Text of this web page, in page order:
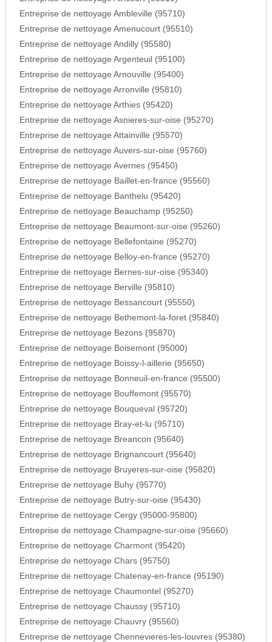
Entreprise de nettoyage Ambleville (95710)
Entreprise de nettoyage Amenucourt (95510)
Entreprise de nettoyage Andilly (95580)
Entreprise de nettoyage Argenteuil (95100)
Entreprise de nettoyage Arnouville (95400)
Entreprise de nettoyage Arronville (95810)
Entreprise de nettoyage Arthies (95420)
Entreprise de nettoyage Asnieres-sur-oise (95270)
Entreprise de nettoyage Attainville (95570)
Entreprise de nettoyage Auvers-sur-oise (95760)
Entreprise de nettoyage Avernes (95450)
Entreprise de nettoyage Baillet-en-france (95560)
Entreprise de nettoyage Banthelu (95420)
Entreprise de nettoyage Beauchamp (95250)
Entreprise de nettoyage Beaumont-sur-oise (95260)
Entreprise de nettoyage Bellefontaine (95270)
Entreprise de nettoyage Belloy-en-france (95270)
Entreprise de nettoyage Bernes-sur-oise (95340)
Entreprise de nettoyage Berville (95810)
Entreprise de nettoyage Bessancourt (95550)
Entreprise de nettoyage Bethemont-la-foret (95840)
Entreprise de nettoyage Bezons (95870)
Entreprise de nettoyage Boisemont (95000)
Entreprise de nettoyage Boissy-l-aillerie (95650)
Entreprise de nettoyage Bonneuil-en-france (95500)
Entreprise de nettoyage Bouffemont (95570)
Entreprise de nettoyage Bouqueval (95720)
Entreprise de nettoyage Bray-et-lu (95710)
Entreprise de nettoyage Breancon (95640)
Entreprise de nettoyage Brignancourt (95640)
Entreprise de nettoyage Bruyeres-sur-oise (95820)
Entreprise de nettoyage Buhy (95770)
Entreprise de nettoyage Butry-sur-oise (95430)
Entreprise de nettoyage Cergy (95000-95800)
Entreprise de nettoyage Champagne-sur-oise (95660)
Entreprise de nettoyage Charmont (95420)
Entreprise de nettoyage Chars (95750)
Entreprise de nettoyage Chatenay-en-france (95190)
Entreprise de nettoyage Chaumontel (95270)
Entreprise de nettoyage Chaussy (95710)
Entreprise de nettoyage Chauvry (95560)
Entreprise de nettoyage Chennevieres-les-louvres (95380)